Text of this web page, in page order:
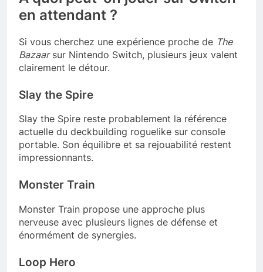
en attendant ?
Si vous cherchez une expérience proche de The
Bazaarsur Nintendo Switch, plusieurs jeux valent
clairement le détour.
Slay the Spire
Slay the Spire reste probablement la référence
actuelle du deckbuilding roguelike sur console
portable. Son équilibre et sa rejouabilité restent
impressionnants.
Monster Train
Monster Train propose une approche plus
nerveuse avec plusieurs lignes de défense et
énormément de synergies.
Loop Hero